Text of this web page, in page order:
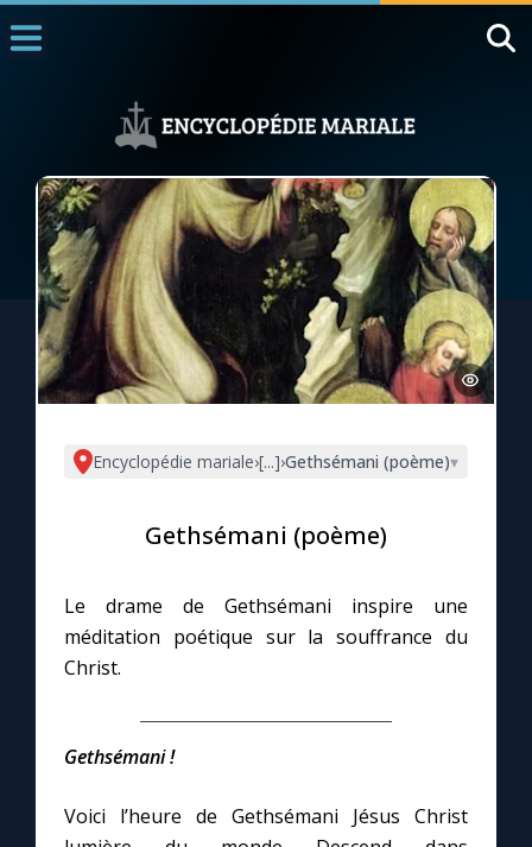
1000 Raisons de Croire
L'actualité de la semaine
La chaîne Youtube
La newsletter
La vidéo de la semaine
Le magazine
Le site internet
Encyclopédie mariale›[...]›Gethsémani (poème)▾
Gethsémani (poème)
Le drame de Gethsémani inspire une
méditation poétique sur la souffrance du
Christ.
Gethsémani !
Voici l’heure de Gethsémani Jésus Christ